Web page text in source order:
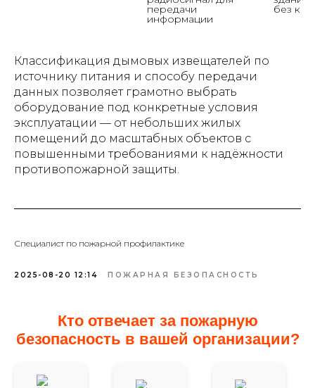
передачи
информации
без
Классификация дымовых извещателей по
источнику питания и способу передачи
данных позволяет грамотно выбрать
оборудование под конкретные условия
эксплуатации — от небольших жилых
помещений до масштабных объектов с
повышенными требованиями к надёжности
противопожарной защиты.
Специалист по пожарной профилактике
2025-08-20 12:14 ПОЖАРНАЯ БЕЗОПАСНОСТЬ
Кто отвечает за пожарную
безопасность в вашей организации?